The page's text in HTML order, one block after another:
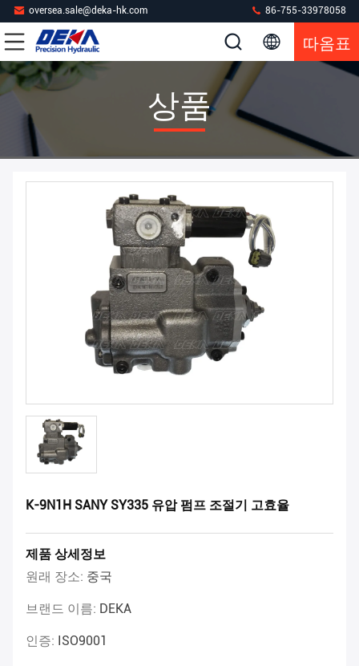
oversea.sale@deka-hk.com 86-755-33978058
따옴표
상품
K-9N1H SANY SY335 유압 펌프 조절기 고효율
제품 상세정보
원래 장소: 중국
브랜드 이름: DEKA
인증: ISO9001